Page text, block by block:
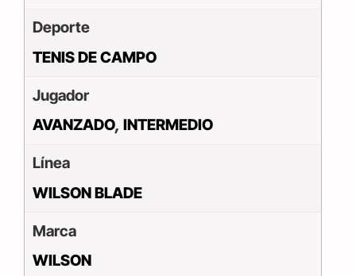
Deporte
TENIS DE CAMPO
Jugador
AVANZADO, INTERMEDIO
Línea
WILSON BLADE
Marca
WILSON